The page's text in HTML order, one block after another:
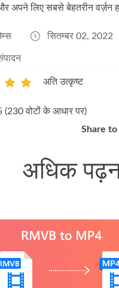
अपने लिए सबसे बेहतरीन वर्ज़न
सितम्बर 02, 2022
अति उत्कृष्ट
(230 वोटों के आधार पर)
Share to
अधिक